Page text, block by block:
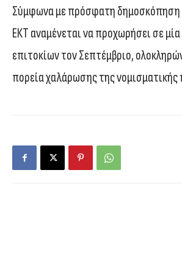
Σύμφωνα με πρόσφατη δημοσκόπηση
ΕΚΤ αναμένεται να προχωρήσει σε
επιτοκίων τον Σεπτέμβριο,
πορεία χαλάρωσης της νομισματικής